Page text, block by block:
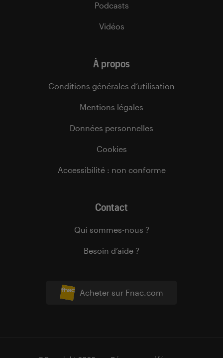
Acheter sur Fnac.com
Podcasts
Vidéos
À propos
Conditions générales d’utilisation
Mentions légales
Données personnelles
Cookies
Accessibilité : non conforme
Contact
Qui sommes-nous ?
Besoin d’aide ?